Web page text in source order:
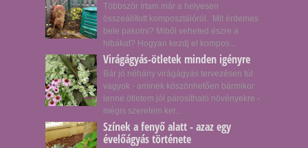
Többször írtam már a helyesen
összeállított komposztálóról. Mit érdemes
bele pakolni? Miből veheted észre a
hibákat? Hogyan kezdj el kompos...
Virágágyás-ötletek minden igényre
Bár jó néhány virágágyás tervezésen túl
vagyok - aminek köszönhetően bármikor
lenne ötletem jól párosítható növényekre -
mégis szeretem ker...
Színek a fenyő alatt - azaz egy
évelőágyás története